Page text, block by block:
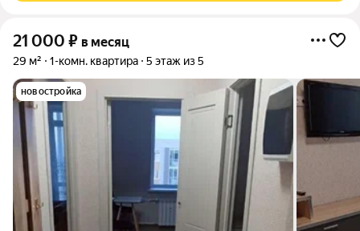
21 000 ₽ в месяц
29 м² 1-комн. квартира 5 этаж из 5
новостройка